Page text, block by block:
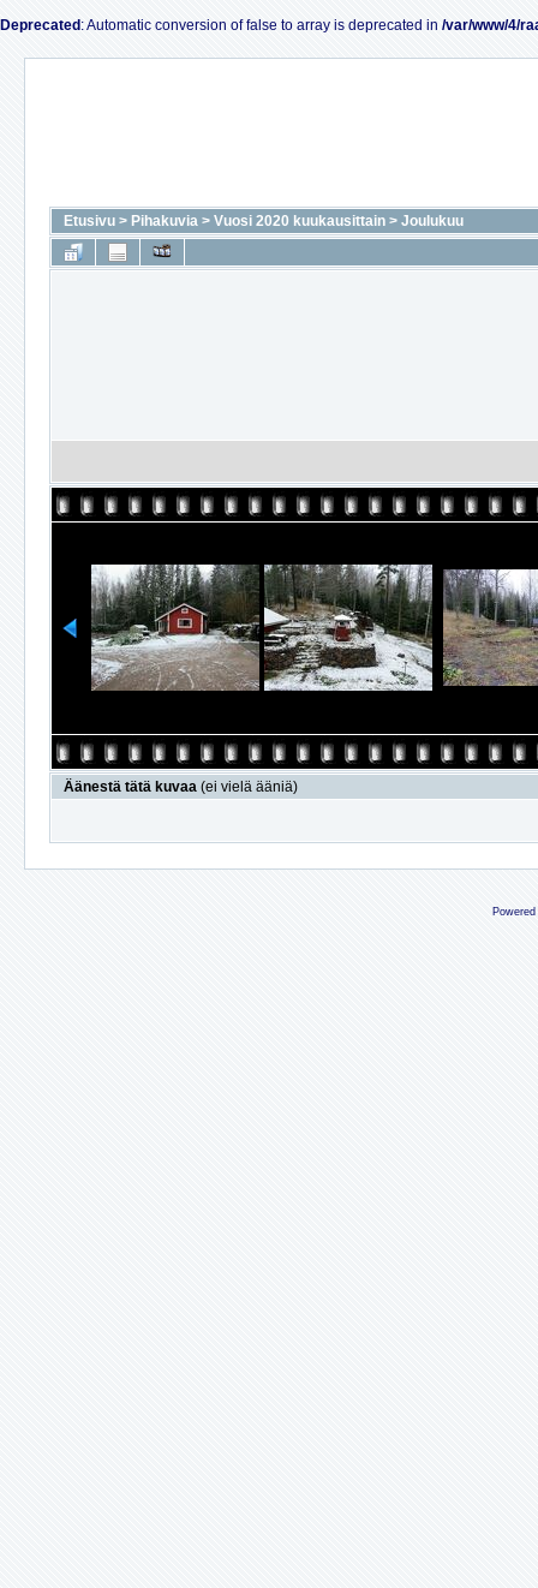
Deprecated : Automatic conversion of false to array is deprecated in /var/www/4/
Etusivu > Pihakuvia > Vuosi 2020 kuukausittain > Joulukuu
Äänestä tätä kuvaa (ei vielä ääniä)